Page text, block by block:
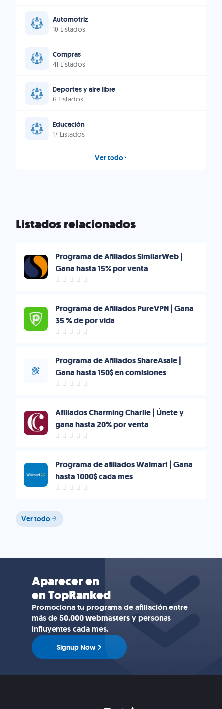
Automotriz
10 Listados
Compras
41 Listados
Deportes y aire libre
6 Listados
Educación
17 Listados
Ver todo
Listados relacionados
Programa de Afiliados SimilarWeb |
Gana hasta 15% por venta
Programa de Afiliados PureVPN | Gana
35 % de por vida
Programa de Afiliados ShareAsale |
Gana hasta 150$ en comisiones
Afiliados Charming Charlie | Únete y
gana hasta 20% por venta
Programa de afiliados Walmart | Gana
hasta 1000$ cada mes
Ver todo
Aparecer en
en TopRanked
Promociona tu programa de afiliación entre
más de50.000 webmastersy personas
influyentes cada mes.
Signup Now